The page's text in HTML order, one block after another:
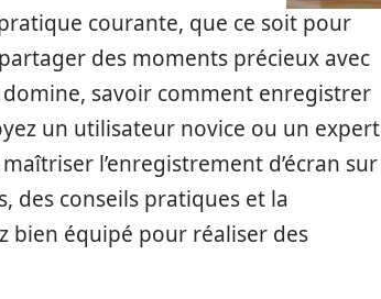
courante, que ce soit pour
des moments précieux avec
savoir comment enregistrer
un utilisateur novice ou un expert
l’enregistrement d’écran sur
des conseils pratiques et la
bien équipé pour réaliser des